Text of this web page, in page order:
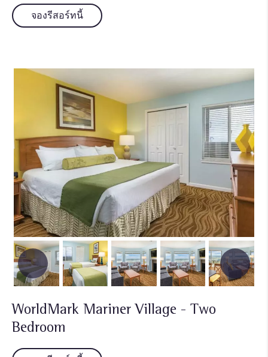
จองรีสอร์ทนี้
WorldMark Mariner Village - Two
Bedroom